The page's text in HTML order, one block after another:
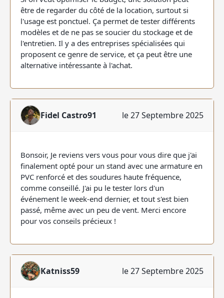
être de regarder du côté de la location, surtout si
l'usage est ponctuel. Ça permet de tester différents
modèles et de ne pas se soucier du stockage et de
l'entretien. Il y a des entreprises spécialisées qui
proposent ce genre de service, et ça peut être une
alternative intéressante à l'achat.
Fidel Castro91 le 27 Septembre 2025
Bonsoir, Je reviens vers vous pour vous dire que j'ai
finalement opté pour un stand avec une armature en
PVC renforcé et des soudures haute fréquence,
comme conseillé. J'ai pu le tester lors d'un
événement le week-end dernier, et tout s'est bien
passé, même avec un peu de vent. Merci encore
pour vos conseils précieux !
Katniss59 le 27 Septembre 2025